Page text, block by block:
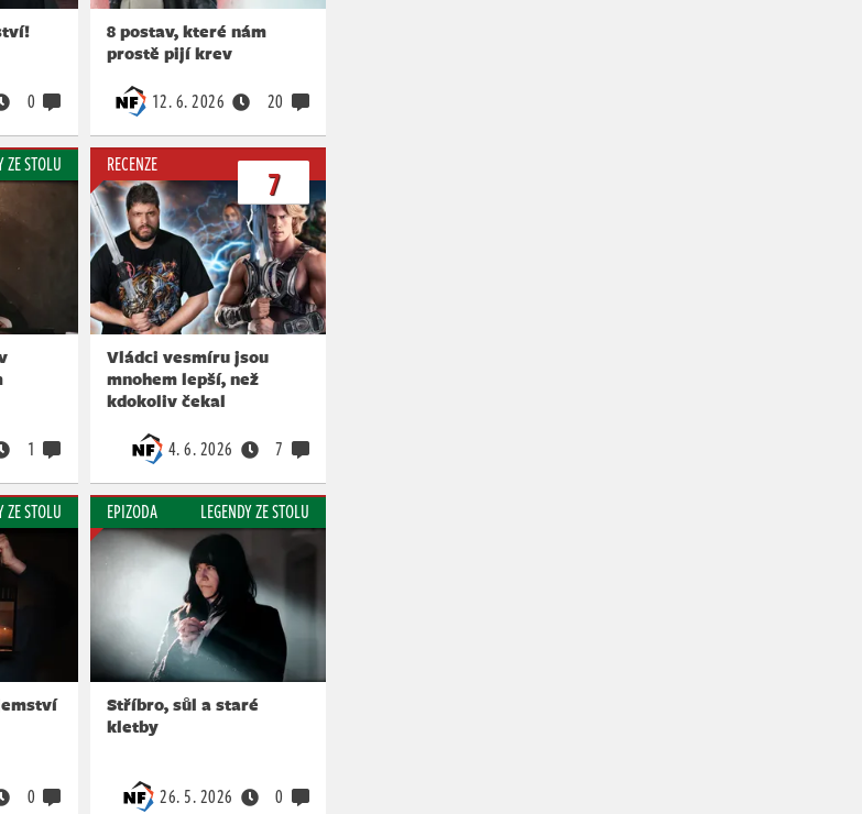
0
8 postav, které nám
prostě pijí krev
12. 6. 2026 20
ZE STOLU
1
RECENZE 7
Vládci vesmíru jsou
mnohem lepší, než
kdokoliv čekal
4. 6. 2026 7
ZE STOLU
0
EPIZODA LEGENDY ZE STOLU
Stříbro, sůl a staré
kletby
26. 5. 2026 0